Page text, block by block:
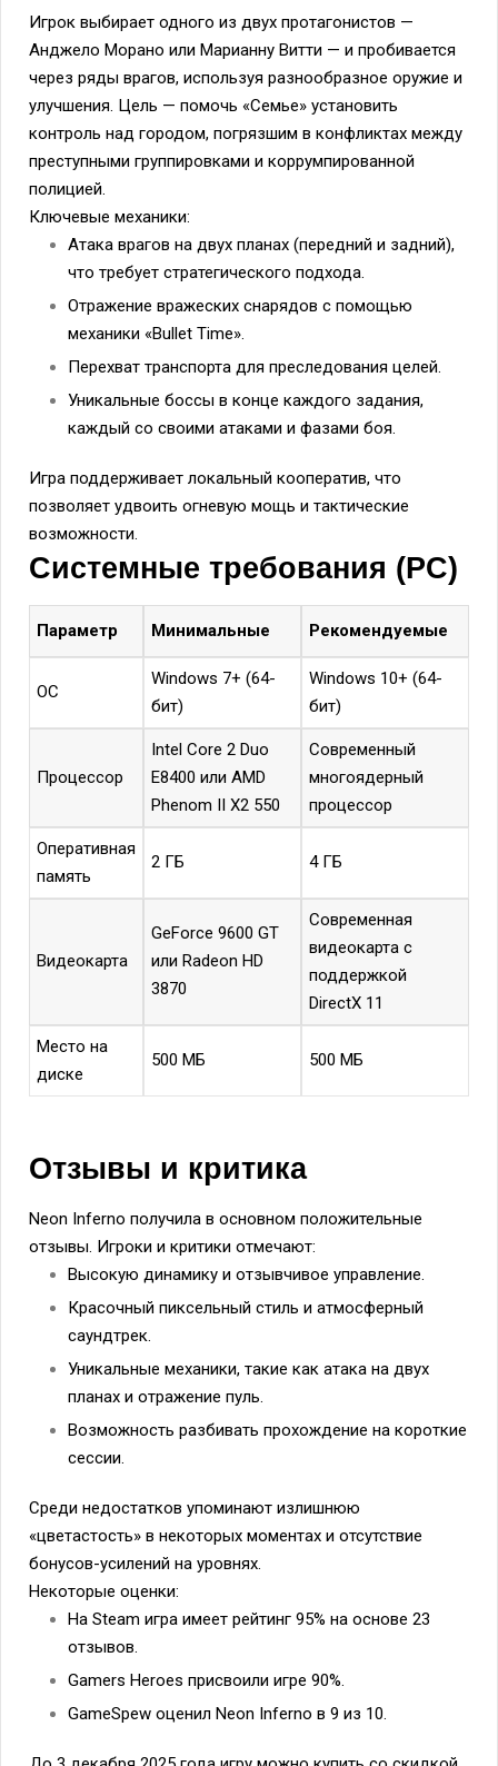
Игрок выбирает одного из двух протагонистов —
Анджело Морано или Марианну Витти — и пробивается
через ряды врагов, используя разнообразное оружие и
улучшения. Цель — помочь «Семье» установить
контроль над городом, погрязшим в конфликтах между
преступными группировками и коррумпированной
полицией.
Ключевые механики:
Атака врагов на двух планах (передний и задний),
что требует стратегического подхода.
Отражение вражеских снарядов с помощью
механики «Bullet Time».
Перехват транспорта для преследования целей.
Уникальные боссы в конце каждого задания,
каждый со своими атаками и фазами боя.
Игра поддерживает локальный кооператив, что
позволяет удвоить огневую мощь и тактические
возможности.
Системные требования (PC)
Параметр Минимальные Рекомендуемые
ОС
Windows 7+ (64-
бит)
Windows 10+ (64-
бит)
Процессор
Intel Core 2 Duo
E8400 или AMD
Phenom II X2 550
Современный
многоядерный
процессор
Оперативная
память
2 ГБ 4 ГБ
Видеокарта
GeForce 9600 GT
или Radeon HD
3870
Современная
видеокарта с
поддержкой
DirectX 11
Место на
диске
500 МБ 500 МБ
Отзывы и критика
Neon Inferno получила в основном положительные
отзывы. Игроки и критики отмечают:
Высокую динамику и отзывчивое управление.
Красочный пиксельный стиль и атмосферный
саундтрек.
Уникальные механики, такие как атака на двух
планах и отражение пуль.
Возможность разбивать прохождение на короткие
сессии.
Среди недостатков упоминают излишнюю
«цветастость» в некоторых моментах и отсутствие
бонусов-усилений на уровнях.
Некоторые оценки:
На Steam игра имеет рейтинг 95% на основе 23
отзывов.
Gamers Heroes присвоили игре 90%.
GameSpew оценил Neon Inferno в 9 из 10.